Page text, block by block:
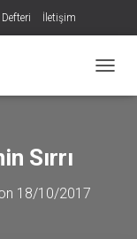
İletişim
Sırrı
18/10/2017